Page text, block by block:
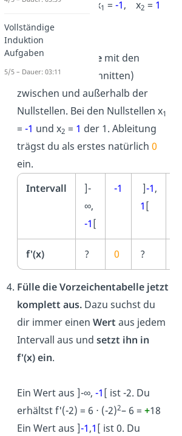
-6 → x1 =-1, x2 = 1
Erstelle jetzt die
Monotonietabelle mit den
Intervallen
(Abschnitten)
zwischen und außerhalb der
Nullstellen. Bei den Nullstellen x1
=-1 und x2 = 1 der 1. Ableitung
trägst du als erstes natürlich0
ein.
Intervall
]-
∞,
-1[
-1 ]-1,
1[
f'(x) ? 0 ?
Fülle die Vorzeichentabelle jetzt
komplett aus. Dazu suchst du
dir immer einenWert aus jedem
Intervall aus und setzt ihn in
f'(x) ein.
Ein Wert aus ]-∞,-1[ ist -2. Du
erhältst f'(-2) = 6 ⋅ (-2)2– 6 =+18
Ein Wert aus ]-1,1[ ist 0. Du
Vollständige
Induktion
Aufgaben
5/5 – Dauer: 03:11